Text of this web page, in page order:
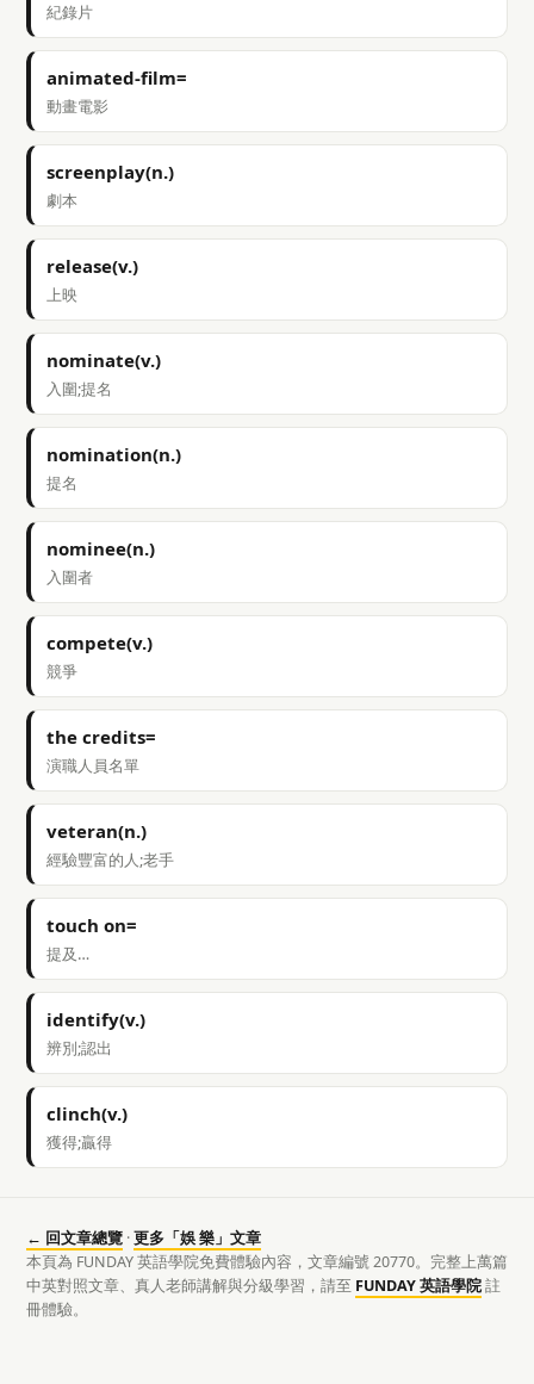
紀錄片
animated-film=
動畫電影
screenplay(n.)
劇本
release(v.)
上映
nominate(v.)
入圍;提名
nomination(n.)
提名
nominee(n.)
入圍者
compete(v.)
競爭
the credits=
演職人員名單
veteran(n.)
經驗豐富的人;老手
touch on=
提及…
identify(v.)
辨別;認出
clinch(v.)
獲得;贏得
← 回文章總覽 ·更多「娛 樂」文章
本頁為 FUNDAY 英語學院免費體驗內容，文章編號 20770。完整上萬篇
中英對照文章、真人老師講解與分級學習，請至 FUNDAY 英語學院註
冊體驗。